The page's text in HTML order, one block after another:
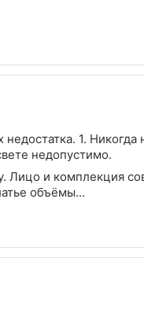
1. Никогда
недопустимо.
Лицо и комплекция
объёмы...